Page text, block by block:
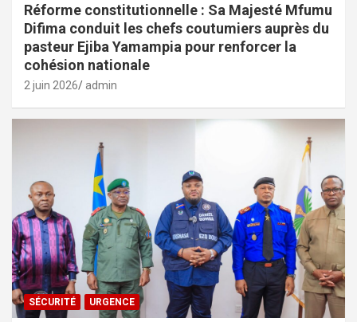
Réforme constitutionnelle : Sa Majesté Mfumu
Difima conduit les chefs coutumiers auprès du
pasteur Ejiba Yamampia pour renforcer la
cohésion nationale
2 juin 2026 admin
SÉCURITÉ URGENCE